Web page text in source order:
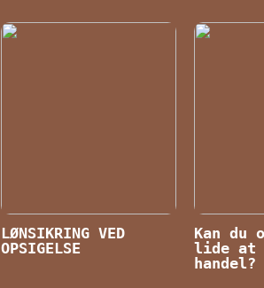
LØNSIKRING VED
OPSIGELSE
Kan du
lide at
handel?